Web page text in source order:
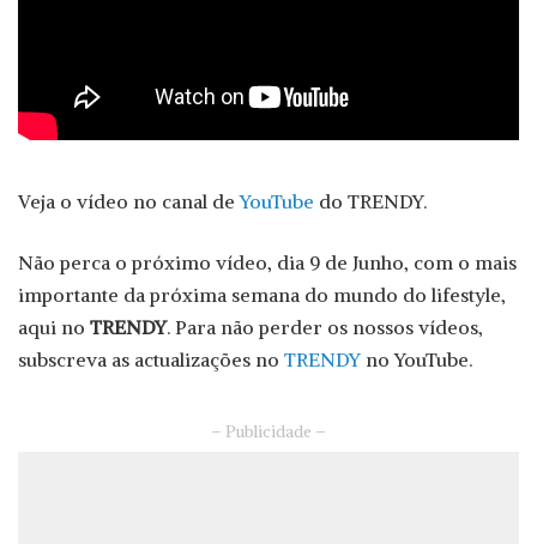
Veja o vídeo no canal deYouTube do TRENDY.
Não perca o próximo vídeo, dia 9 de Junho, com o mais
importante da próxima semana do mundo do lifestyle,
aqui no TRENDY. Para não perder os nossos vídeos,
subscreva as actualizações no TRENDY no YouTube.
– Publicidade –